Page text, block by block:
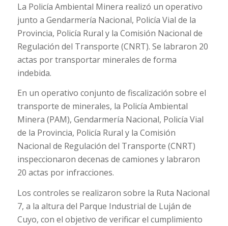
La Policía Ambiental Minera realizó un operativo
junto a Gendarmería Nacional, Policía Vial de la
Provincia, Policía Rural y la Comisión Nacional de
Regulación del Transporte (CNRT). Se labraron 20
actas por transportar minerales de forma
indebida.
En un operativo conjunto de fiscalización sobre el
transporte de minerales, la Policía Ambiental
Minera (PAM), Gendarmería Nacional, Policía Vial
de la Provincia, Policía Rural y la Comisión
Nacional de Regulación del Transporte (CNRT)
inspeccionaron decenas de camiones y labraron
20 actas por infracciones.
Los controles se realizaron sobre la Ruta Nacional
7, a la altura del Parque Industrial de Luján de
Cuyo, con el objetivo de verificar el cumplimiento